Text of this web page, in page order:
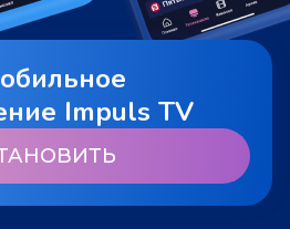
Impuls TV